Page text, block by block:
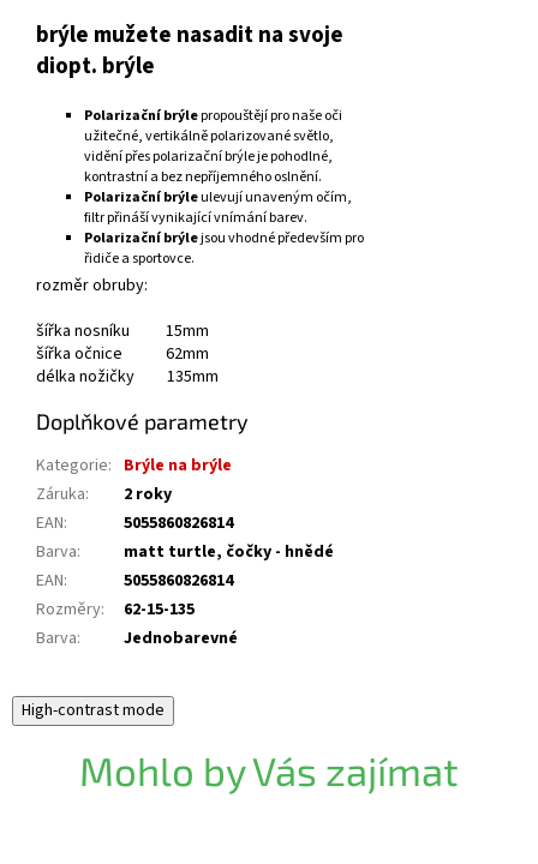
brýle mužete nasadit na svoje
diopt. brýle
Polarizační brýlepropouštějí pro naše oči
užitečné, vertikálně polarizované světlo,
vidění přes polarizační brýle je pohodlné,
kontrastní a bez nepříjemného oslnění.
Polarizační brýleulevují unaveným očím,
filtr přináší vynikající vnímání barev.
Polarizační brýlejsou vhodné především pro
řidiče a sportovce.
rozměr obruby:
šířka nosníku 15mm
šířka očnice 62mm
délka nožičky 135mm
Doplňkové parametry
Kategorie: Brýle na brýle
Záruka:
2 roky
EAN:
5055860826814
Barva:
matt turtle, čočky - hnědé
EAN:
5055860826814
Rozměry:
62-15-135
Barva: Jednobarevné
High-contrast mode
Mohlo by Vás zajímat